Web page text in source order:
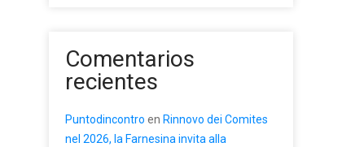
Comentarios
recientes
Puntodincontro en Rinnovo dei Comites
nel 2026, la Farnesina invita alla